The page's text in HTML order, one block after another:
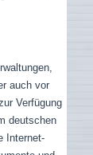
auch vor
Verfügung
deutschen
Internet-